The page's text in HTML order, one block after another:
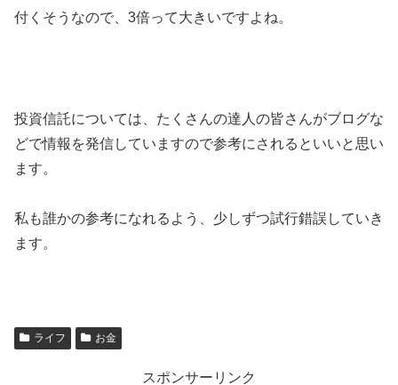
付くそうなので、3倍って大きいですよね。
投資信託については、たくさんの達人の皆さんがブログな
どで情報を発信していますので参考にされるといいと思い
ます。
私も誰かの参考になれるよう、少しずつ試行錯誤していき
ます。
ライフ お金
スポンサーリンク